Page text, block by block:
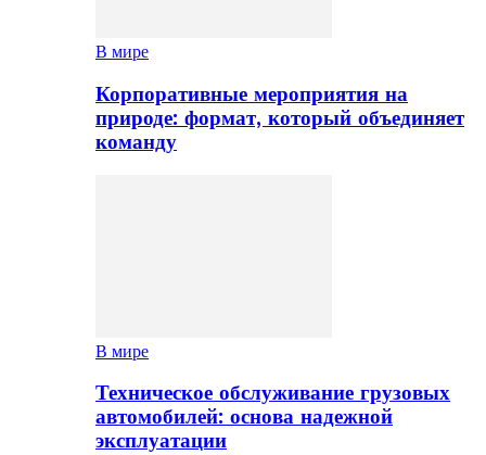
В мире
Корпоративные мероприятия на
природе: формат, который объединяет
команду
В мире
Техническое обслуживание грузовых
автомобилей: основа надежной
эксплуатации